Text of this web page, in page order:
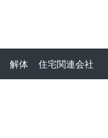
解体 住宅関連会社